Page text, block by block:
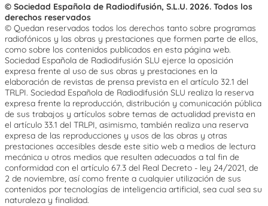
© Sociedad Española de Radiodifusión, S.L.U. 2026. Todos los
derechos reservados
© Quedan reservados todos los derechos tanto sobre programas
radiofónicos y las obras y prestaciones que formen parte de ellos,
como sobre los contenidos publicados en esta página web.
Sociedad Española de Radiodifusión SLU ejerce la oposición
expresa frente al uso de sus obras y prestaciones en la
elaboración de revistas de prensa prevista en el artículo 32.1 del
TRLPI. Sociedad Española de Radiodifusión SLU realiza la reserva
expresa frente la reproducción, distribución y comunicación pública
de sus trabajos y artículos sobre temas de actualidad prevista en
el artículo 33.1 del TRLPI, asimismo, también realiza una reserva
expresa de las reproducciones y usos de las obras y otras
prestaciones accesibles desde este sitio web a medios de lectura
mecánica u otros medios que resulten adecuados a tal fin de
conformidad con el artículo 67.3 del Real Decreto - ley 24/2021, de
2 de noviembre, así como frente a cualquier utilización de sus
contenidos por tecnologías de inteligencia artificial, sea cual sea su
naturaleza y finalidad.